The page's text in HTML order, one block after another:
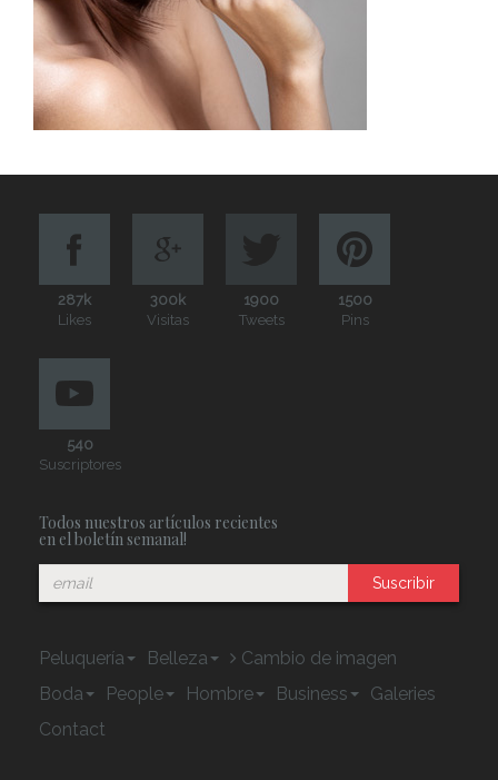
287k
Likes
300k
Visitas
1900
Tweets
1500
Pins
540
Suscriptores
Todos nuestros artículos recientes
en el boletín semanal!
Suscribir
Peluquería Belleza
Cambio de imagen
Boda
People Hombre Business
Galeries
Contact